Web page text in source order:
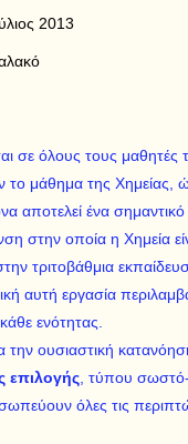
2013
σε όλους τους
μάθημα της Χημείας,
αποτελεί ένα
στην οποία η Χημεία
τριτοβάθμια
αυτή εργασία
ενότητας.
την ουσιαστική
επιλογής , τύπου
όλες τις